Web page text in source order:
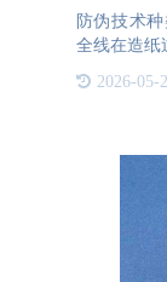
防伪技术
全线在造纸
张中间，这
据需求来定
2026-05-